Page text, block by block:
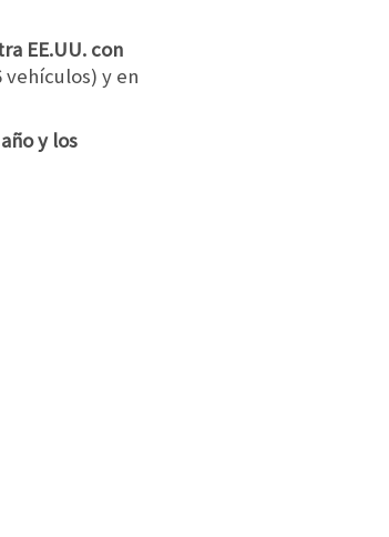
EE.UU. con
vehículos) y en
y los